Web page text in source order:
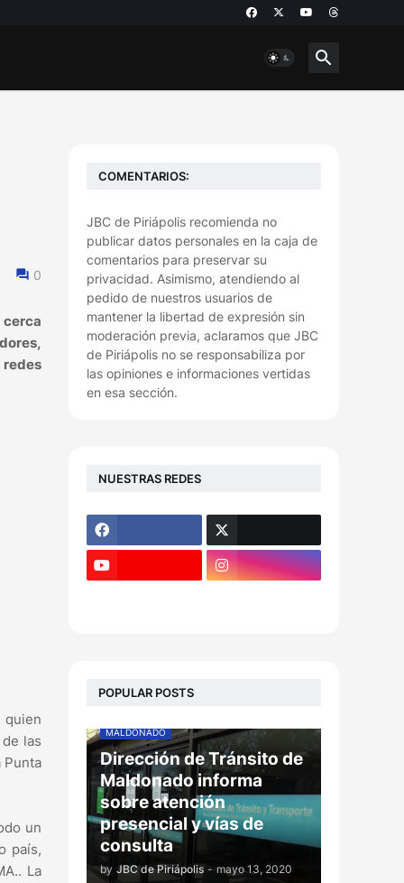
0
cerca
quien
las
Punta
un
país,
La
COMENTARIOS:
JBC de Piriápolis recomienda no
publicar datos personales en la caja de
comentarios para preservar su
privacidad. Asimismo, atendiendo al
pedido de nuestros usuarios de
mantener la libertad de expresión sin
moderación previa, aclaramos que JBC
de Piriápolis no se responsabiliza por
las opiniones e informaciones vertidas
en esa sección.
NUESTRAS REDES
POPULAR POSTS
MALDONADO
Dirección de Tránsito de
Maldonado informa
sobre atención
presencial y vías de
consulta
by JBC de Piriápolis - mayo 13, 2020